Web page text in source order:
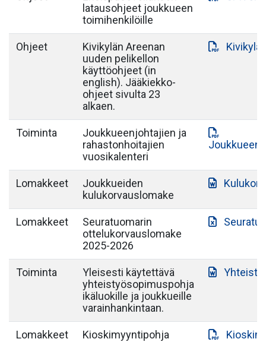
latausohjeet joukkueen
toimihenkilöille
Ohjeet
Kivikylän Areenan
uuden pelikellon
käyttöohjeet (in
english). Jääkiekko-
ohjeet sivulta 23
alkaen.
Toiminta
Joukkueenjohtajien ja
rahastonhoitajien
vuosikalenteri
Lomakkeet
Joukkueiden
kulukorvauslomake
Lomakkeet
Seuratuomarin
ottelukorvauslomake
2025-2026
Toiminta
Yleisesti käytettävä
yhteistyösopimuspohja
ikäluokille ja joukkueille
varainhankintaan.
Lomakkeet
Kioskimyyntipohja